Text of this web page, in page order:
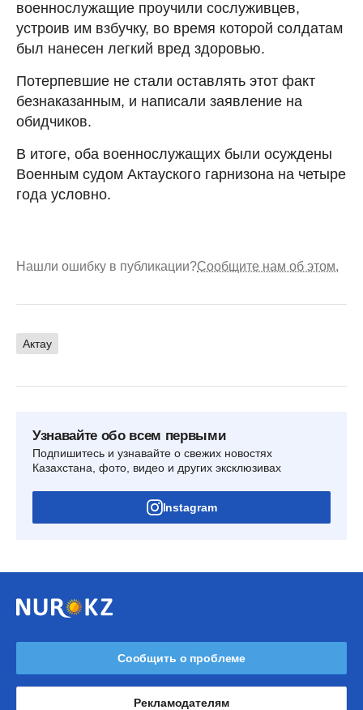
военнослужащие проучили сослуживцев,
устроив им взбучку, во время которой солдатам
был нанесен легкий вред здоровью.
Потерпевшие не стали оставлять этот факт
безнаказанным, и написали заявление на
обидчиков.
В итоге, оба военнослужащих были осуждены
Военным судом Актауского гарнизона на четыре
года условно.
Нашли ошибку в публикации?Сообщите нам об этом.
Актау
Узнавайте обо всем первыми
Подпишитесь и узнавайте о свежих новостях
Казахстана, фото, видео и других эксклюзивах
Instagram
Сообщить о проблеме
Рекламодателям